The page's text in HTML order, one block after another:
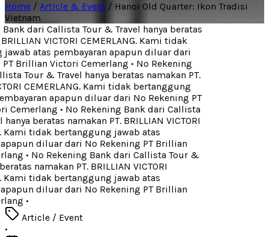
Home / Article & Event / Hanoi Old Quarter: Ikon Tradisi
Vietnam
dari Callista Tour & Travel hanya beratas
VICTORI CEMERLANG. Kami tidak
atas pembayaran apapun diluar dari
Brillian Victori Cemerlang• No Rekening
Tour & Travel hanya beratas namakan PT.
CEMERLANG. Kami tidak bertanggung
apapun diluar dari No Rekening PT
Cemerlang• No Rekening Bank dari Callista
beratas namakan PT. BRILLIAN VICTORI
Kami tidak bertanggung jawab atas
diluar dari No Rekening PT Brillian
• No Rekening Bank dari Callista Tour &
namakan PT. BRILLIAN VICTORI
Kami tidak bertanggung jawab atas
diluar dari No Rekening PT Brillian
•
Article / Event
•